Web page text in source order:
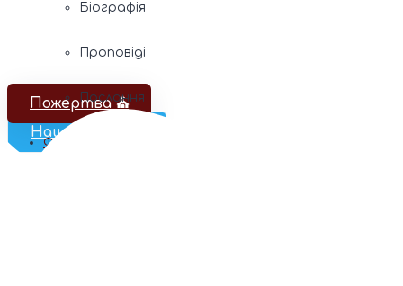
Наш Телеграм
Пожертва ⛪️
Біографія
Проповіді
Послання
Фонди пам’яті